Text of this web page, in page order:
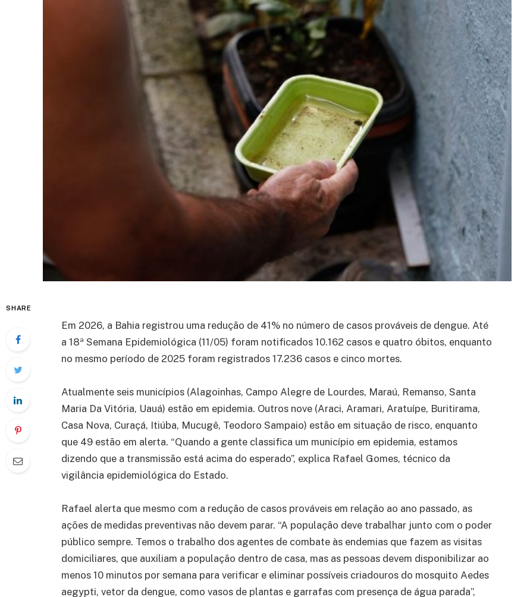
SHARE
Em 2026, a Bahia registrou uma redução de 41% no número de casos prováveis de dengue. Até
a 18ª Semana Epidemiológica (11/05) foram notificados 10.162 casos e quatro óbitos, enquanto
no mesmo período de 2025 foram registrados 17.236 casos e cinco mortes.
Atualmente seis municípios (Alagoinhas, Campo Alegre de Lourdes, Maraú, Remanso, Santa
Maria Da Vitória, Uauá) estão em epidemia. Outros nove (Araci, Aramari, Aratuípe, Buritirama,
Casa Nova, Curaçá, Itiúba, Mucugê, Teodoro Sampaio) estão em situação de risco, enquanto
que 49 estão em alerta. “Quando a gente classifica um município em epidemia, estamos
dizendo que a transmissão está acima do esperado”, explica Rafael Gomes, técnico da
vigilância epidemiológica do Estado.
Rafael alerta que mesmo com a redução de casos prováveis em relação ao ano passado, as
ações de medidas preventivas não devem parar. “A população deve trabalhar junto com o poder
público sempre. Temos o trabalho dos agentes de combate às endemias que fazem as visitas
domiciliares, que auxiliam a população dentro de casa, mas as pessoas devem disponibilizar ao
menos 10 minutos por semana para verificar e eliminar possíveis criadouros do mosquito Aedes
aegypti, vetor da dengue, como vasos de plantas e garrafas com presença de água parada”,